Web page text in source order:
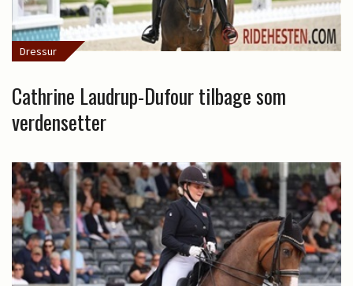
Dressur
Cathrine Laudrup-Dufour tilbage som
verdensetter